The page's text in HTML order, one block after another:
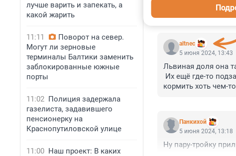
лучше варить и запекать, а
какой жарить
11:11
Поворот на север.
Могут ли зерновые
терминалы Балтики заменить
заблокированные южные
порты
11:02 Полиция задержала
газелиста, задавившего
пенсионерку на
Краснопутиловской улице
11:00 Наш проект: В каких
КОММЕНТАРИИ
altnec
5 июня 2024, 13:43
Львиная доля она
Их ещё где-то
кормить хоть чем-
Панкихой
5 июня 2024, 13:18
Ну пару-тройку